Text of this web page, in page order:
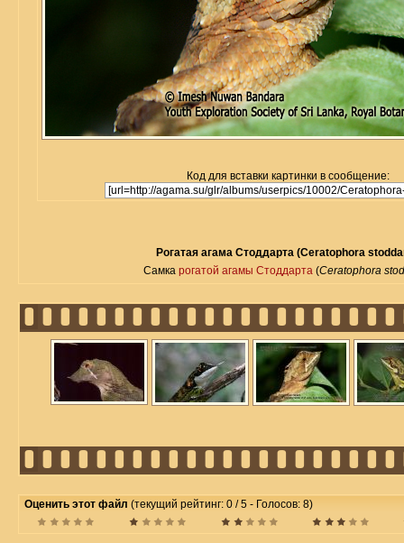
Код для вставки картинки в сообщение:
Рогатая агама Стоддарта (Ceratophora
Самкарогатой агамы Стоддарта (Ceratophora
Оценить этот файл (текущий рейтинг: 0 / 5 - Голосов: 8)